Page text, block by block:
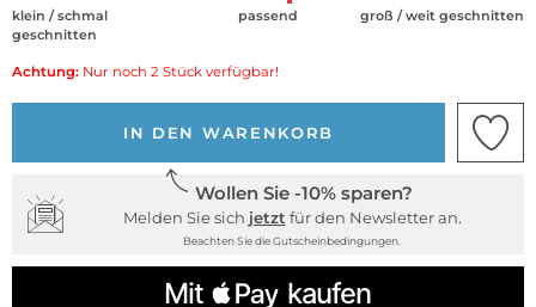
klein / schmal
geschnitten
passend groß / weit geschnitten
Achtung: Nur noch 2 Stück verfügbar!
IN DEN WARENKORB
Wollen Sie -10% sparen?
Melden Sie sich jetzt für den Newsletter an.
Beachten Sie die Gutscheinbedingungen.